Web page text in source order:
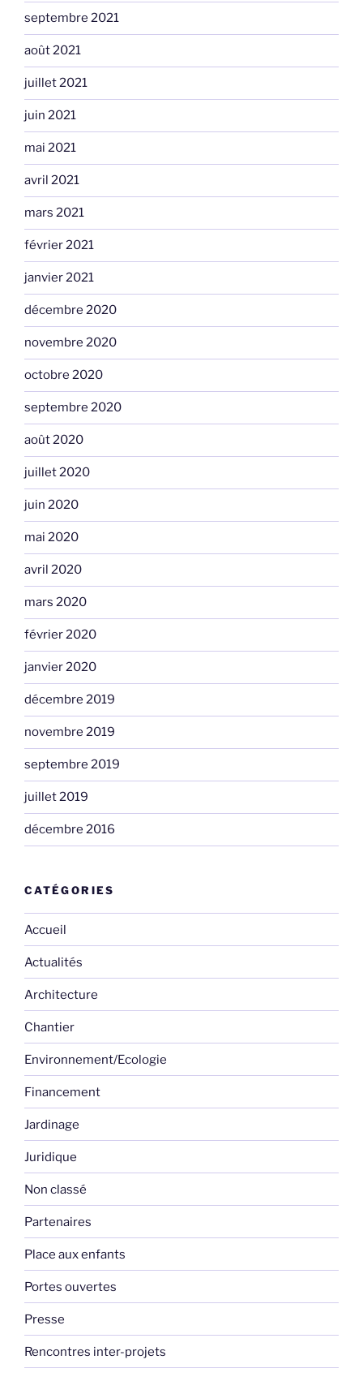
septembre 2021
août 2021
juillet 2021
juin 2021
mai 2021
avril 2021
mars 2021
février 2021
janvier 2021
décembre 2020
novembre 2020
octobre 2020
septembre 2020
août 2020
juillet 2020
juin 2020
mai 2020
avril 2020
mars 2020
février 2020
janvier 2020
décembre 2019
novembre 2019
septembre 2019
juillet 2019
décembre 2016
CATÉGORIES
Accueil
Actualités
Architecture
Chantier
Environnement/Ecologie
Financement
Jardinage
Juridique
Non classé
Partenaires
Place aux enfants
Portes ouvertes
Presse
Rencontres inter-projets